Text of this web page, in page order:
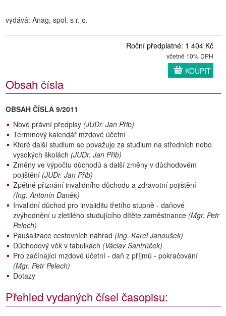
vydává: Anag, spol. s r. o.
Roční předplatné: 1 404 Kč
včetně 10% DPH
KOUPIT
Obsah čísla
OBSAH ČÍSLA 9/2011
Nové právní předpisy (JUDr. Jan Přib)
Termínový kalendář mzdové účetní
Které další studium se považuje za studium na středních nebo
vysokých školách (JUDr. Jan Přib)
Změny ve výpočtu důchodů a další změny v důchodovém
pojištění (JUDr. Jan Přib)
Zpětné přiznání invalidního důchodu a zdravotní pojištění
(Ing. Antonín Daněk)
Invalidní důchod pro invaliditu třetího stupně - daňové
zvýhodnění u zletilého studujícího dítěte zaměstnance (Mgr. Petr
Pelech)
Paušalizace cestovních náhrad (Ing. Karel Janoušek)
Důchodový věk v tabulkách (Václav Šantrůček)
Pro začínající mzdové účetní - daň z příjmů - pokračování
(Mgr. Petr Pelech)
Dotazy
Přehled vydaných čísel časopisu: